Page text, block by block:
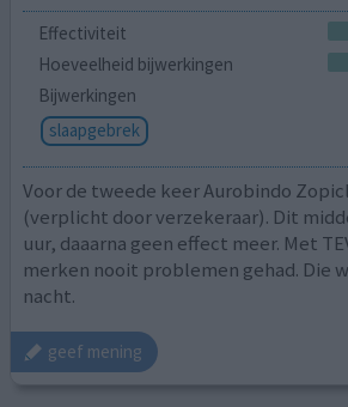
Effectiviteit
Hoeveelheid bijwerkingen
Bijwerkingen
slaapgebrek
Voor de tweede keer Aurobindo
(verplicht door verzekeraar). Dit
uur, daaarna geen effect meer. Met
merken nooit problemen gehad. Die
nacht.
geef mening